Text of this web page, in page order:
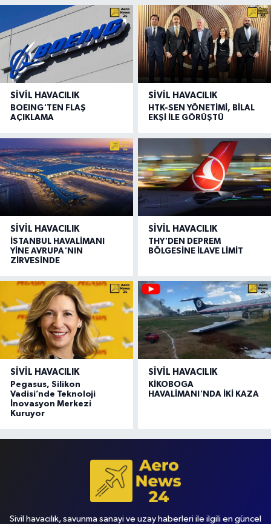
SIVIL HAVACILIK
BOEING'TEN FLAŞ
AÇIKLAMA
SIVIL HAVACILIK
HTK-SEN YÖNETİMİ, BİLAL
EKŞİ İLE GÖRÜŞTÜ
SIVIL HAVACILIK
İSTANBUL HAVALİMANI
YİNE AVRUPA'NIN
ZİRVESİNDE
SIVIL HAVACILIK
THY'DEN DEPREM
BÖLGESİNE İLAVE LİMİT
SIVIL HAVACILIK
Pegasus, Silikon
Vadisi’nde Teknoloji
İnovasyon Merkezi
Kuruyor
SIVIL HAVACILIK
KİKOBOGA
HAVALİMANI'NDA İKİ KAZA
Sivil havacılık, savunma sanayi ve uzay haberleri ile ilgili en güncel